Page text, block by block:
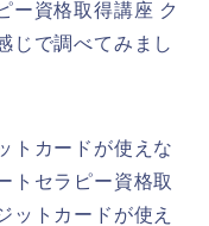
資格取得講座 ク
じで調べてみまし
トカードが使えな
トセラピー資格取
ットカードが使え